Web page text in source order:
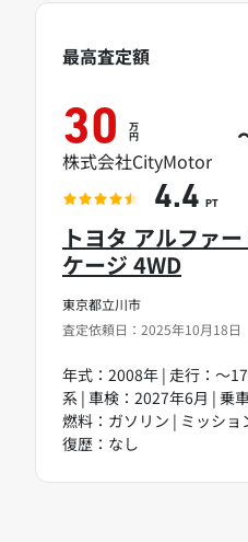
東京都立川市
査定依頼日：2025年10月18日
トヨタ アルファ
ケージ 4WD
年式：2008年 | 走行：～
系 | 車検：2027年6月 | 乗
燃料：ガソリン | ミッショ
復歴：なし
最高査定額
30 万
円
株式会社CityMotor
4.4 PT